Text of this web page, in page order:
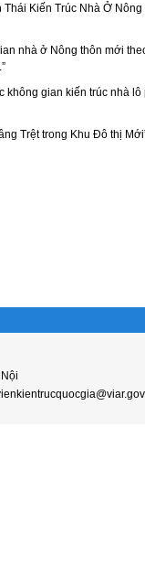
Thái Kiến Trúc Nhà Ở
nhà ở Nông thôn mới
không gian kiến trúc nhà
Trệt trong Khu Đô thị